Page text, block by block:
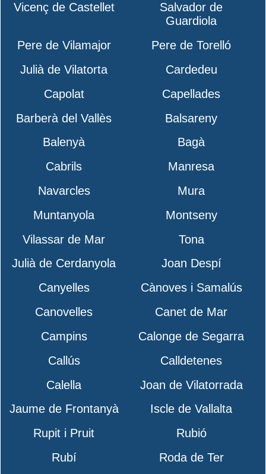
Vicenç de Castellet
Salvador de
Guardiola
Pere de Vilamajor
Pere de Torelló
Julià de Vilatorta
Cardedeu
Capolat
Capellades
Barberà del Vallès
Balsareny
Balenyà
Bagà
Cabrils
Manresa
Navarcles
Mura
Muntanyola
Montseny
Vilassar de Mar
Tona
Julià de Cerdanyola
Joan Despí
Canyelles
Cànoves i Samalús
Canovelles
Canet de Mar
Campins
Calonge de Segarra
Callús
Calldetenes
Calella
Joan de Vilatorrada
Jaume de Frontanyà
Iscle de Vallalta
Rupit i Pruit
Rubió
Rubí
Roda de Ter